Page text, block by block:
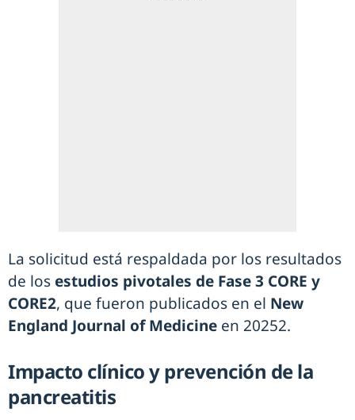
La solicitud está respaldada por los resultados
de los estudios pivotales de Fase 3 CORE y
CORE2, que fueron publicados en el New
England Journal of Medicine en 20252.
Impacto clínico y prevención de la
pancreatitis